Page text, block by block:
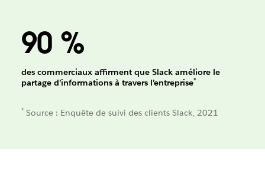
90 %
des commerciaux affirment que Slack améliore le
partage d’informations à travers l’entreprise*
* Source : Enquête de suivi des clients Slack, 2021